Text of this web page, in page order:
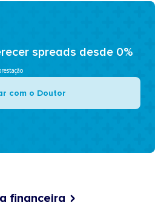
spreads desde 0%
com o Doutor
financeira